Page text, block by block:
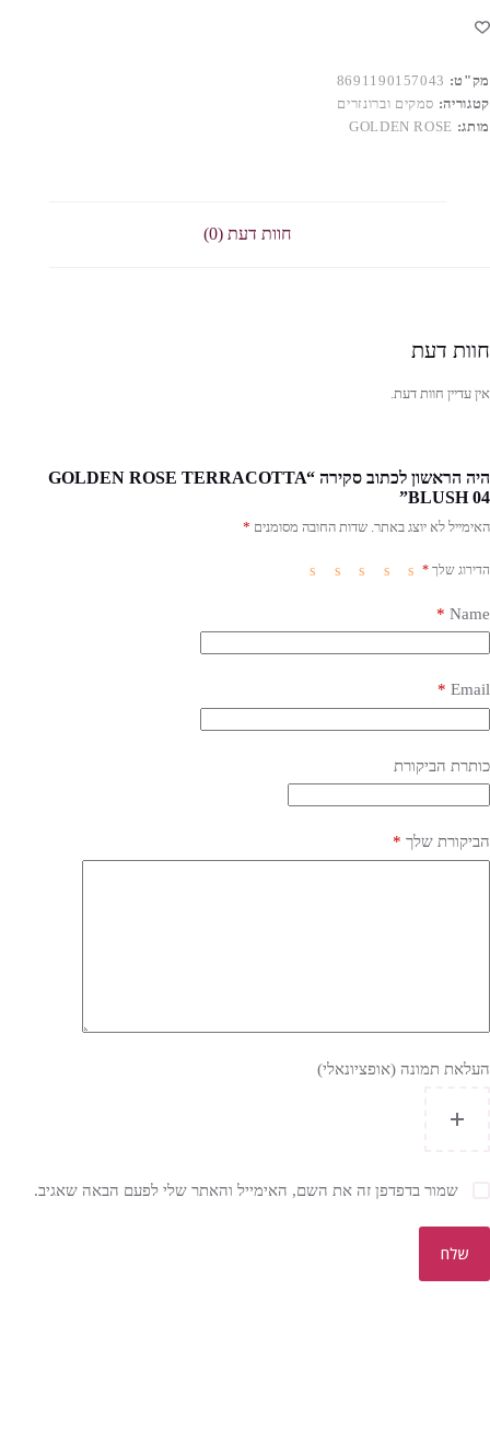
מק"ט: 8691190157043
קטגוריה: סמקים וברונזרים
מותג: GOLDEN ROSE
חוות דעת (0)
חוות דעת
אין עדיין חוות דעת.
היה הראשון לכתוב סקירה “GOLDEN ROSE TERRACOTTA
BLUSH 04”
האימייל לא יוצג באתר. שדות החובה מסומנים *
הדירוג שלך *
Name
*
Email
*
כותרת הביקורת
הביקורת שלך *
העלאת תמונה (אופציונאלי)
שמור בדפדפן זה את השם, האימייל והאתר שלי לפעם הבאה שאגיב.
שלח